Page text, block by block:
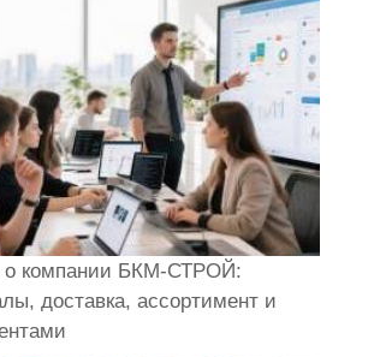
о компании БКМ-СТРОЙ:
доставка, ассортимент и